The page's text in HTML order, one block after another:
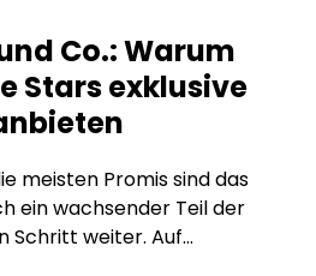
Co.: Warum
Stars exklusive
meisten Promis sind das
ein wachsender Teil der
Schritt weiter. Auf